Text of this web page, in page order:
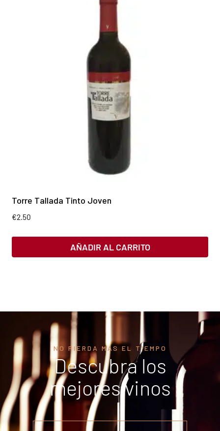
Torre Tallada Tinto Joven
€2.50
AÑADIR AL CARRITO
NO PIERDA MÁS EL TIEMPO
Descubra los
mejores vinos